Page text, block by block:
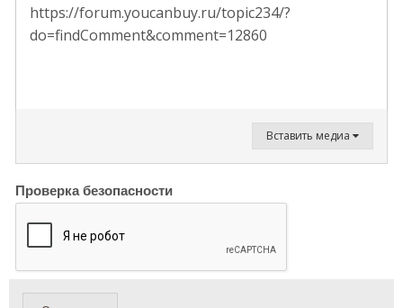
https://forum.youcanbuy.ru/topic234/?
do=findComment&comment=12860
Вставить медиа
Проверка безопасности